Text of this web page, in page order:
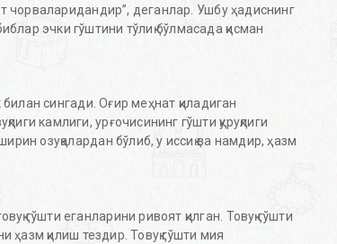
чорваларидандир”, деганлар. Ушбу ҳадиснинг
эчки гўштини тўлиқ бўлмасада қисман
сингади. Оғир меҳнат қиладиган
камлиги, урғочисининг гўшти қуруқлиги
озуқалардан бўлиб, у иссиқ ва намдир, ҳазм
гўшти еганларини ривоят қилган. Товуқ гўшти
ҳазм қилиш тездир. Товуқ гўшти мия